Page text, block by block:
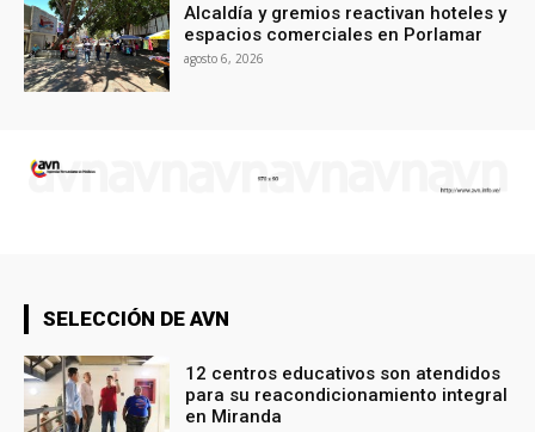
Alcaldía y gremios reactivan hoteles y
espacios comerciales en Porlamar
agosto 6, 2026
SELECCIÓN DE AVN
12 centros educativos son atendidos
para su reacondicionamiento integral
en Miranda